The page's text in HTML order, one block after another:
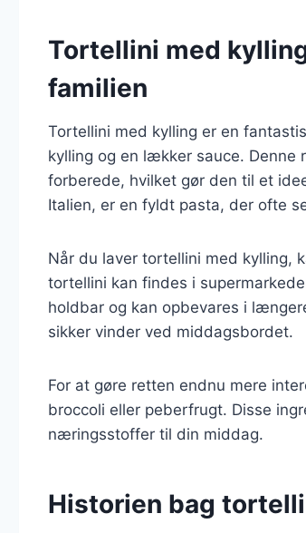
Tortellini med
familien
Tortellini med kylling er en
kylling og en lækker sauce. Denne
forberede, hvilket gør den til et
Italien, er en fyldt pasta, der ofte
Når du laver tortellini med kylling,
tortellini kan findes i
holdbar og kan opbevares i
sikker vinder ved middagsbordet.
For at gøre retten endnu mere
broccoli eller peberfrugt. Disse
næringsstoffer til din middag.
Historien bag